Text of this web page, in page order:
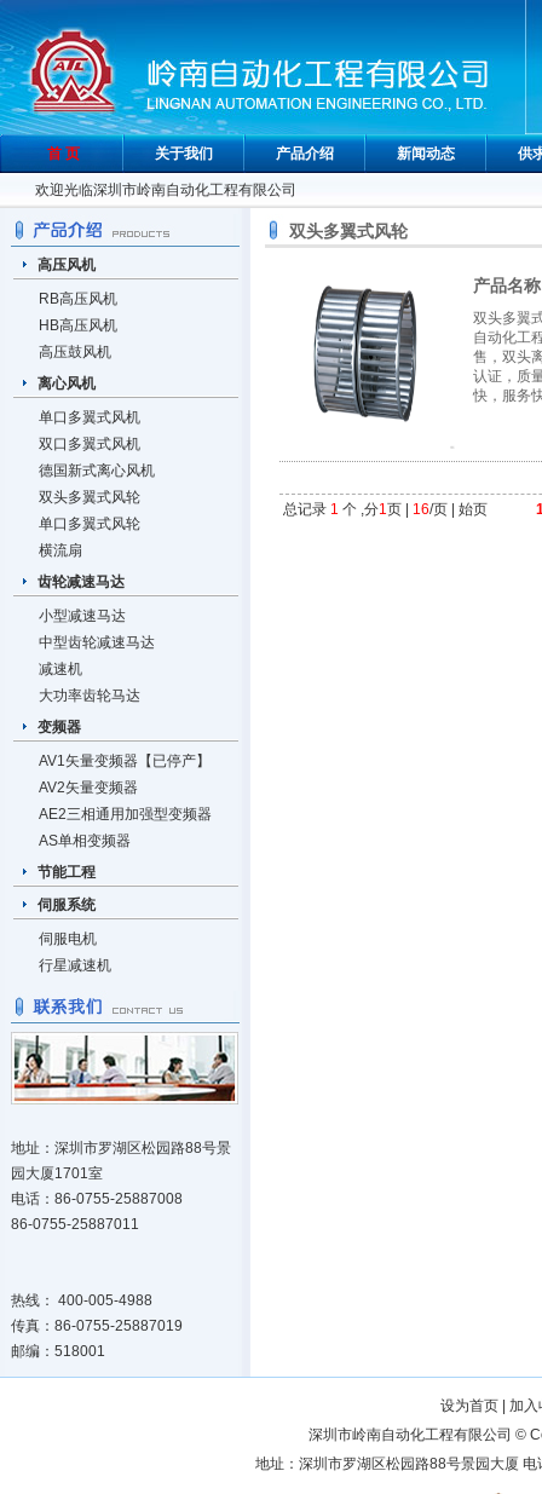
首 页 关于我们 产品介绍 新闻动态 供
欢迎光临深圳市岭南自动化工程有限公司
高压风机
RB高压风机
HB高压风机
高压鼓风机
离心风机
单口多翼式风机
双口多翼式风机
德国新式离心风机
双头多翼式风轮
单口多翼式风轮
横流扇
齿轮减速马达
小型减速马达
中型齿轮减速马达
减速机
大功率齿轮马达
变频器
AV1矢量变频器【已停产】
AV2矢量变频器
AE2三相通用加强型变频器
AS单相变频器
节能工程
伺服系统
伺服电机
行星减速机
地址：深圳市罗湖区松园路88号景
园大厦1701室
电话：86-0755-25887008
86-0755-25887011
热线： 400-005-4988
传真：86-0755-25887019
邮编：518001
双头多翼式风轮
产品名
双头多翼
自动化工
售，双头
认证，质
快，服务
总记录 1 个 ,分1页 | 16/页 | 始页
设为首页
加入
深圳市岭南自动化工程有限公司 ©
地址：深圳市罗湖区松园路88号景园大厦